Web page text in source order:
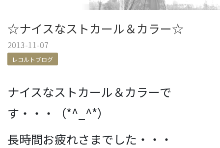
☆ナイスなストカール＆カラー☆
2013-11-07
レコルトブログ
ナイスなストカール＆カラーで
す・・・（*^_^*）
長時間お疲れさまでした・・・